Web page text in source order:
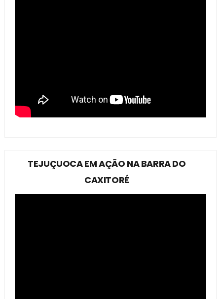
TEJUÇUOCA EM AÇÃO NA BARRA DO
CAXITORÉ